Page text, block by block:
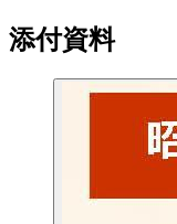
添付資料